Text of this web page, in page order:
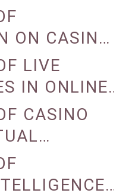
ON CASINO
LIVE
IN ONLINE
CASINO